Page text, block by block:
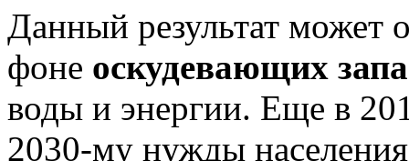
Данный результат может
фоне оскудевающих
воды и энергии. Еще в
2030-му нужды